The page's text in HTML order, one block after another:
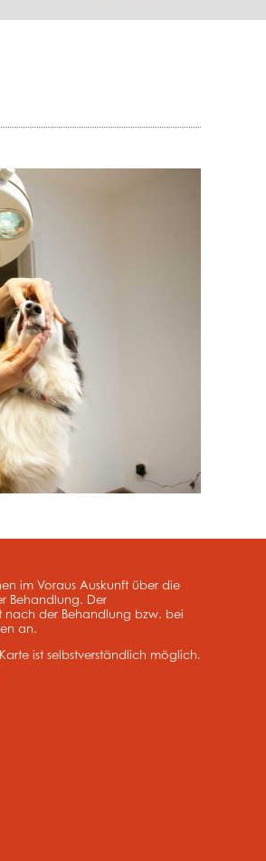
im Voraus Auskunft über die
Behandlung. Der
nach der Behandlung bzw. bei
an.
ist selbstverständlich möglich.